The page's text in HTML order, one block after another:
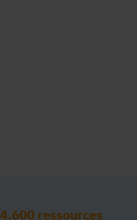
4.600 ressources